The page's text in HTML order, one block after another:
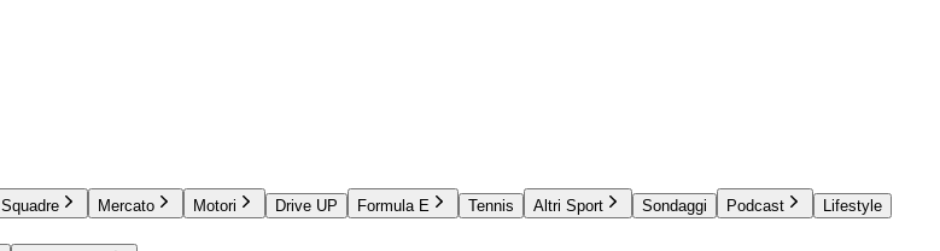
Squadre Mercato Motori Drive UP Formula E Tennis Altri Sport Sondaggi Podcast
Lifestyle